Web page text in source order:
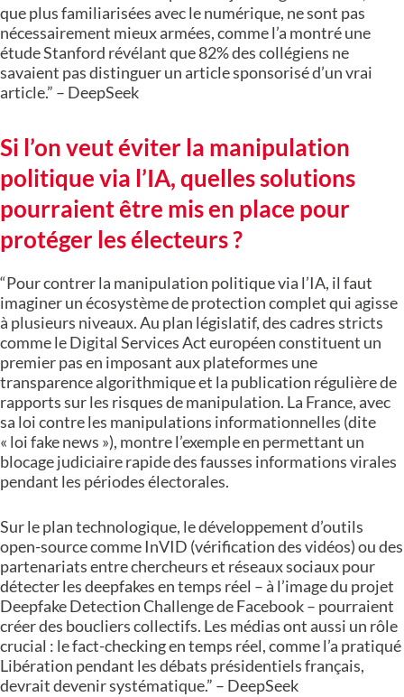
que plus familiarisées avec le numérique, ne sont pas
nécessairement mieux armées, comme l’a montré une
étude Stanford révélant que 82% des collégiens ne
savaient pas distinguer un article sponsorisé d’un vrai
article.” – DeepSeek
Si l’on veut éviter la manipulation
politique via l’IA, quelles solutions
pourraient être mis en place pour
protéger les électeurs ?
“Pour contrer la manipulation politique via l’IA, il faut
imaginer un écosystème de protection complet qui agisse
à plusieurs niveaux. Au plan législatif, des cadres stricts
comme le Digital Services Act européen constituent un
premier pas en imposant aux plateformes une
transparence algorithmique et la publication régulière de
rapports sur les risques de manipulation. La France, avec
sa loi contre les manipulations informationnelles (dite
« loi fake news »), montre l’exemple en permettant un
blocage judiciaire rapide des fausses informations virales
pendant les périodes électorales.
Sur le plan technologique, le développement d’outils
open-source comme InVID (vérification des vidéos) ou des
partenariats entre chercheurs et réseaux sociaux pour
détecter les deepfakes en temps réel – à l’image du projet
Deepfake Detection Challenge de Facebook – pourraient
créer des boucliers collectifs. Les médias ont aussi un rôle
crucial : le fact-checking en temps réel, comme l’a pratiqué
Libération pendant les débats présidentiels français,
devrait devenir systématique.” – DeepSeek